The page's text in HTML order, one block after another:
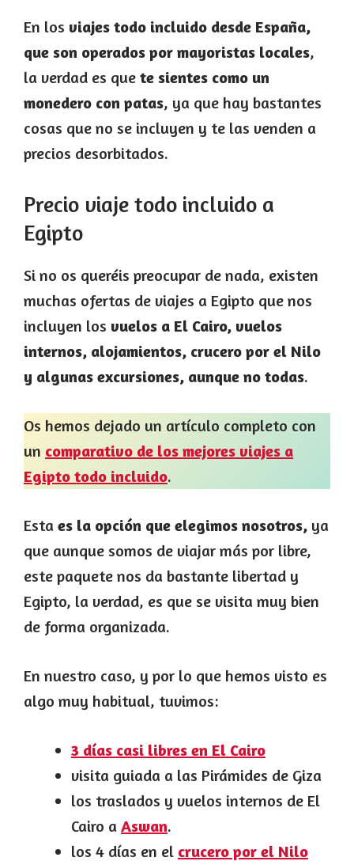
En los viajes todo incluido desde España,
que son operados por mayoristas locales,
la verdad es que te sientes como un
monedero con patas, ya que hay bastantes
cosas que no se incluyen y te las venden a
precios desorbitados.
Precio viaje todo incluido a
Egipto
Si no os queréis preocupar de nada, existen
muchas ofertas de viajes a Egipto que nos
incluyen los vuelos a El Cairo, vuelos
internos, alojamientos, crucero por el Nilo
y algunas excursiones, aunque no todas.
Os hemos dejado un artículo completo con
un comparativo de los mejores viajes a
Egipto todo incluido.
Esta es la opción que elegimos nosotros, ya
que aunque somos de viajar más por libre,
este paquete nos da bastante libertad y
Egipto, la verdad, es que se visita muy bien
de forma organizada.
En nuestro caso, y por lo que hemos visto es
algo muy habitual, tuvimos:
3 días casi libres en El Cairo
visita guiada a las Pirámides de Giza
los traslados y vuelos internos de El
Cairo a Aswan.
los 4 días en el crucero por el Nilo